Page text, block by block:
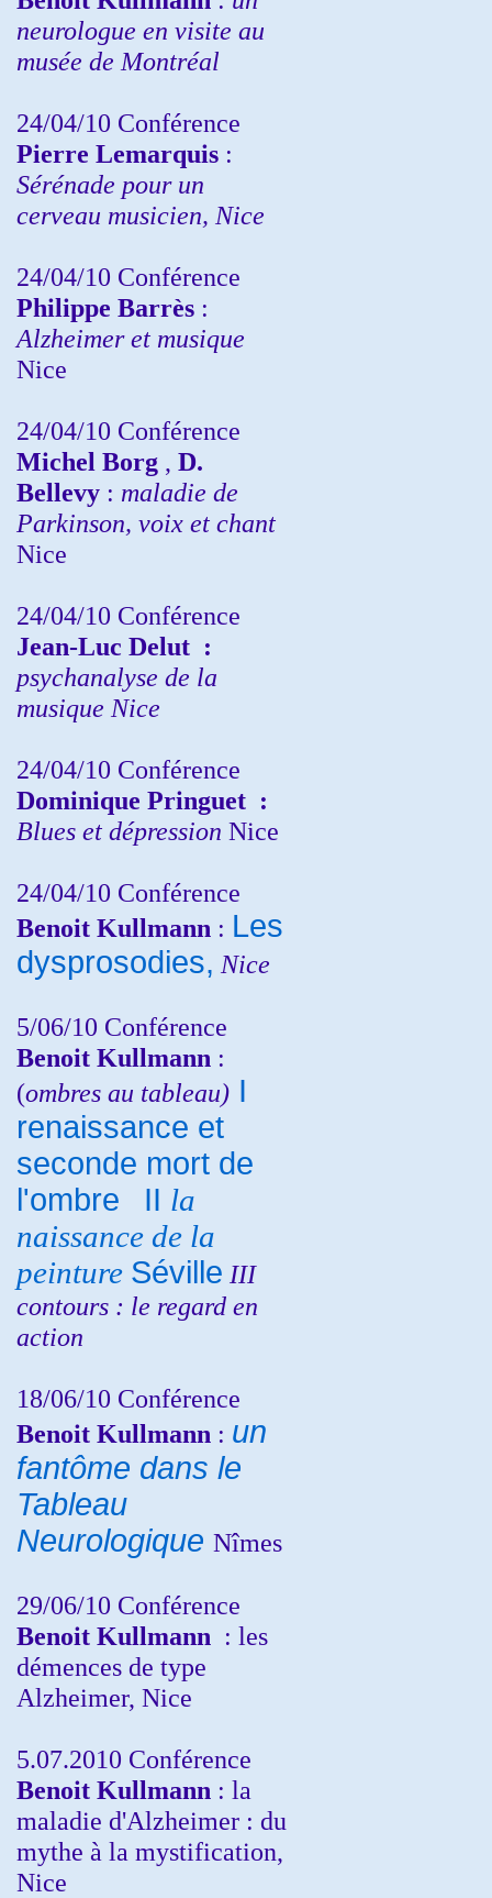
neurologue en visite au
musée de Montréal
24/04/10 Conférence
Pierre Lemarquis :
Sérénade pour un
cerveau musicien, Nice
24/04/10 Conférence
Philippe Barrès :
Alzheimer et musique
Nice
24/04/10 Conférence
Michel Borg , D.
Bellevy : maladie de
Parkinson, voix et chant
Nice
24/04/10 Conférence
Jean-Luc Delut :
psychanalyse de la
musique Nice
24/04/10 Conférence
Dominique Pringuet :
Blues et dépression Nice
24/04/10 Conférence
Benoit Kullmann : Les
dysprosodies, Nice
5/06/10 Conférence
Benoit Kullmann :
(ombres au tableau) I
renaissance et
seconde mort de
l'ombre
II la
naissance de la
peinture Séville III
contours : le regard en
action
18/06/10 Conférence
Benoit Kullmann : un
fantôme dans le
Tableau
Neurologique Nîmes
29/06/10 Conférence
Benoit Kullmann : les
démences de type
Alzheimer, Nice
5.07.2010 Conférence
Benoit Kullmann : la
maladie d'Alzheimer : du
mythe à la mystification,
Nice